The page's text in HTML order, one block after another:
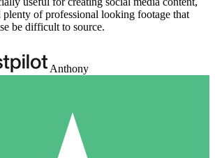
plenty of professional looking footage that
be difficult to source.
Anthony